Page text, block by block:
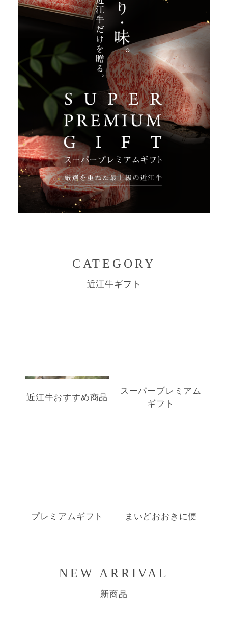
CATEGORY
近江牛ギフト
近江牛おすすめ商品
スーパープレミアム
ギフト
プレミアムギフト まいどおおきに便
NEW ARRIVAL
新商品